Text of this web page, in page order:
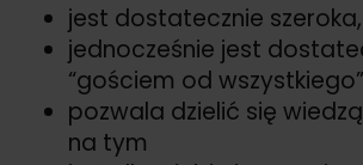
jest dostatecznie
jednocześnie jest
“gościem od wszystkiego”
pozwala dzielić się
na tym